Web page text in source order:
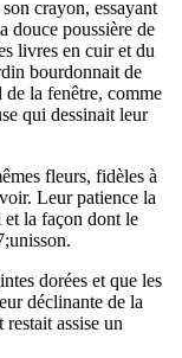
crayon, essayant
douce poussière de
livres en cuir et du
bourdonnait de
de la fenêtre, comme
qui dessinait leur
fleurs, fidèles à
Leur patience la
la façon dont le
dorées et que les
déclinante de la
assise un